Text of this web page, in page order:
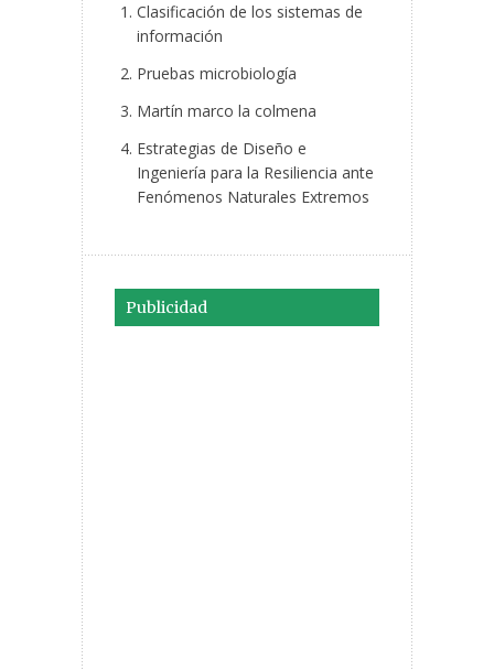
Clasificación de los sistemas de
información
Pruebas microbiología
Martín marco la colmena
Estrategias de Diseño e
Ingeniería para la Resiliencia ante
Fenómenos Naturales Extremos
Publicidad